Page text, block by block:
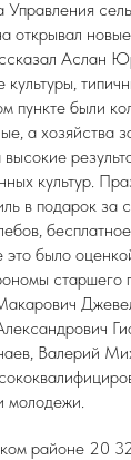
Управления
открывал
Аслан
культуры,
пункте были
а хозяйства
культур.
в подарок за
это было
старшего
Валерий
молодежи.
районе 20